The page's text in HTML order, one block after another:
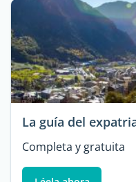
La guía del
Completa y gratuita